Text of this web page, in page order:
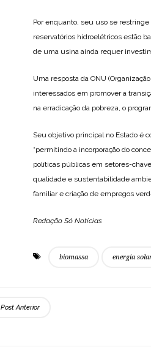
Por enquanto, seu uso se
reservatórios hidroelétricos estão
de uma usina ainda requer
Uma resposta da ONU
interessados em promover a
na erradicação da pobreza, o
Seu objetivo principal no Estado é
“permitindo a incorporação do
políticas públicas em setores-
qualidade e sustentabilidade
familiar e criação de empregos
Redação Só Notícias
biomassa energia
Post Anterior